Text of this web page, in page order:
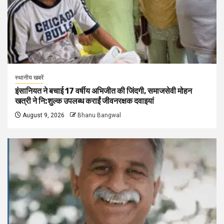
स्थानीय खबरें
इंसानियत ने बचाई 17 वर्षीय अभिजीत की जिंदगी, समाजसेवी मोहन
खत्री ने नि:शुल्क उपलब्ध कराईं जीवनरक्षक दवाइयां
August 9, 2026 Bhanu Bangwal